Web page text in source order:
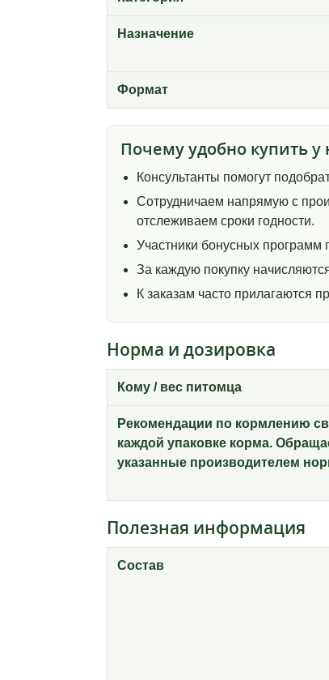
Назначение
Формат
Почему удобно купить у
Консультанты помогут
Сотрудничаем напрямую с
отслеживаем сроки годности.
Участники бонусных
За каждую покупку
К заказам часто прилагаются
Норма и дозировка
Кому / вес питомца
Рекомендации по кормлению
каждой упаковке корма.
указанные производителем
Полезная информация
Состав